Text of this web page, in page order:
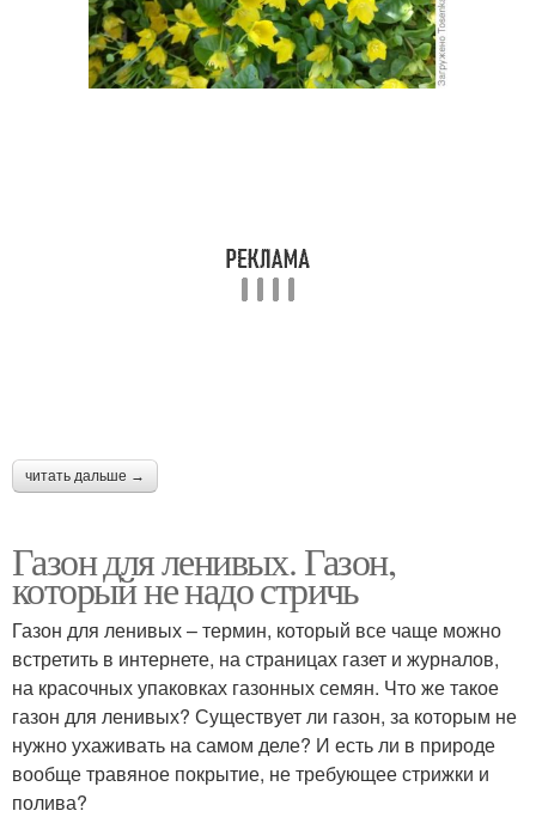
читать дальше →
Газон для ленивых. Газон,
который не надо стричь
Газон для ленивых – термин, который все чаще можно
встретить в интернете, на страницах газет и журналов,
на красочных упаковках газонных семян. Что же такое
газон для ленивых? Существует ли газон, за которым не
нужно ухаживать на самом деле? И есть ли в природе
вообще травяное покрытие, не требующее стрижки и
полива?